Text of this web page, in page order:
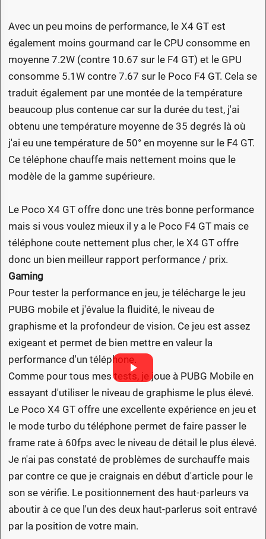
Avec un peu moins de performance, le X4 GT est
également moins gourmand car le CPU consomme en
moyenne 7.2W (contre 10.67 sur le F4 GT) et le GPU
consomme 5.1W contre 7.67 sur le Poco F4 GT. Cela se
traduit également par une montée de la température
beaucoup plus contenue car sur la durée du test, j'ai
obtenu une température moyenne de 35 degrés là où
j'ai eu une température de 50° en moyenne sur le F4 GT.
Ce téléphone chauffe mais nettement moins que le
modèle de la gamme supérieure.
Le Poco X4 GT offre donc une très bonne performance
mais si vous voulez mieux il y a le Poco F4 GT mais ce
téléphone coute nettement plus cher, le X4 GT offre
donc un bien meilleur rapport performance / prix.
Gaming
Pour tester la performance en jeu, je télécharge le jeu
PUBG mobile et j'évalue la fluidité, le niveau de
graphisme et la profondeur de vision. Ce jeu est assez
exigeant et permet de bien mettre en valeur la
performance d'un téléphone.
Comme pour tous mes tests, je joue à PUBG Mobile en
essayant d'utiliser le niveau de graphisme le plus élevé.
Le Poco X4 GT offre une excellente expérience en jeu et
le mode turbo du téléphone permet de faire passer le
frame rate à 60fps avec le niveau de détail le plus élevé.
Je n'ai pas constaté de problèmes de surchauffe mais
par contre ce que je craignais en début d'article pour le
son se vérifie. Le positionnement des haut-parleurs va
aboutir à ce que l'un des deux haut-parlerus soit entravé
par la position de votre main.